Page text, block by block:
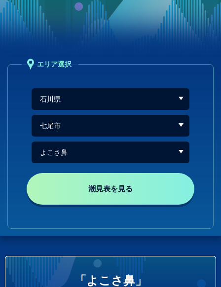
エリア選択
潮見表を見る
「よこさ鼻」